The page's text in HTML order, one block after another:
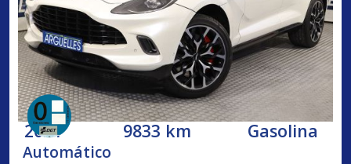
2021 9833 km Gasolina
Automático